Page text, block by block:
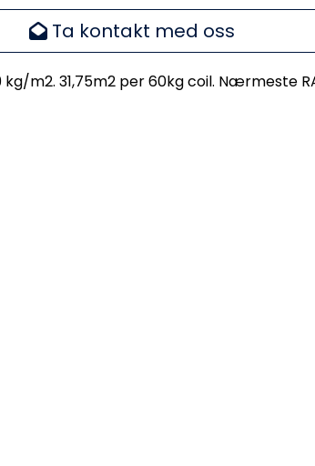
Ta kontakt med oss
kg/m2. 31,75m2 per 60kg coil. Nærmeste